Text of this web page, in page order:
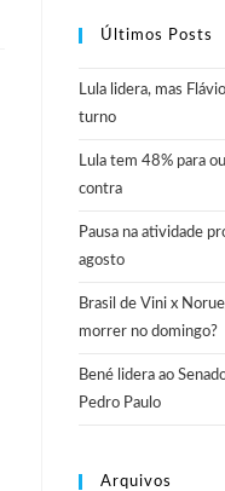
Últimos Posts
Lula lidera, mas
turno
Lula tem 48% para
contra
Pausa na atividade
agosto
Brasil de Vini x
morrer no domingo?
Bené lidera ao
Pedro Paulo
Arquivos